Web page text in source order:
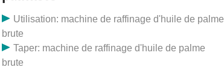
tandis que les huiles comestibles aromatisées peuvent
être utilisées pour modifier le profil gustatif d'un
oléagineux. Les équipes techniques sont prêtes à
vous aider à concevoir et à installer un projet d'usine
d'huilerie en fonction de votre type d'oléagineux, de
Utilisation: machine de raffinage d'huile de palme
brute
Taper: machine de raffinage d'huile de palme
brute